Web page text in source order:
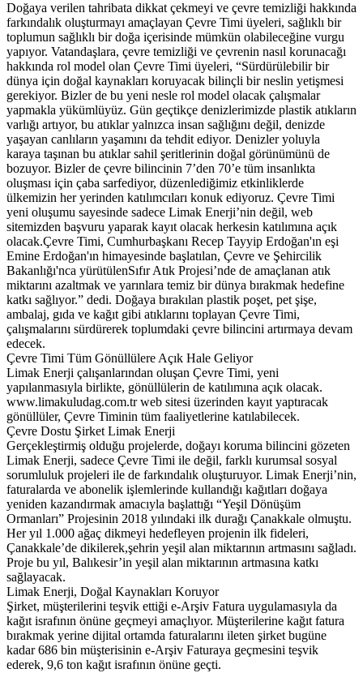
Doğaya verilen tahribata dikkat çekmeyi ve çevre temizliği hakkında
farkındalık oluşturmayı amaçlayan Çevre Timi üyeleri, sağlıklı bir
toplumun sağlıklı bir doğa içerisinde mümkün olabileceğine vurgu
yapıyor. Vatandaşlara, çevre temizliği ve çevrenin nasıl korunacağı
hakkında rol model olan Çevre Timi üyeleri, “Sürdürülebilir bir
dünya için doğal kaynakları koruyacak bilinçli bir neslin yetişmesi
gerekiyor. Bizler de bu yeni nesle rol model olacak çalışmalar
yapmakla yükümlüyüz. Gün geçtikçe denizlerimizde plastik atıkların
varlığı artıyor, bu atıklar yalnızca insan sağlığını değil, denizde
yaşayan canlıların yaşamını da tehdit ediyor. Denizler yoluyla
karaya taşınan bu atıklar sahil şeritlerinin doğal görünümünü de
bozuyor. Bizler de çevre bilincinin 7’den 70’e tüm insanlıkta
oluşması için çaba sarfediyor, düzenlediğimiz etkinliklerde
ülkemizin her yerinden katılımcıları konuk ediyoruz. Çevre Timi
yeni oluşumu sayesinde sadece Limak Enerji’nin değil, web
sitemizden başvuru yaparak kayıt olacak herkesin katılımına açık
olacak.Çevre Timi, Cumhurbaşkanı Recep Tayyip Erdoğan'ın eşi
Emine Erdoğan'ın himayesinde başlatılan, Çevre ve Şehircilik
Bakanlığı'nca yürütülenSıfır Atık Projesi’nde de amaçlanan atık
miktarını azaltmak ve yarınlara temiz bir dünya bırakmak hedefine
katkı sağlıyor.” dedi. Doğaya bırakılan plastik poşet, pet şişe,
ambalaj, gıda ve kağıt gibi atıklarını toplayan Çevre Timi,
çalışmalarını sürdürerek toplumdaki çevre bilincini artırmaya devam
edecek.
Çevre Timi Tüm Gönüllülere Açık Hale Geliyor
Limak Enerji çalışanlarından oluşan Çevre Timi, yeni
yapılanmasıyla birlikte, gönüllülerin de katılımına açık olacak.
www.limakuludag.com.tr web sitesi üzerinden kayıt yaptıracak
gönüllüler, Çevre Timinin tüm faaliyetlerine katılabilecek.
Çevre Dostu Şirket Limak Enerji
Gerçekleştirmiş olduğu projelerde, doğayı koruma bilincini gözeten
Limak Enerji, sadece Çevre Timi ile değil, farklı kurumsal sosyal
sorumluluk projeleri ile de farkındalık oluşturuyor. Limak Enerji’nin,
faturalarda ve abonelik işlemlerinde kullandığı kağıtları doğaya
yeniden kazandırmak amacıyla başlattığı “Yeşil Dönüşüm
Ormanları” Projesinin 2018 yılındaki ilk durağı Çanakkale olmuştu.
Her yıl 1.000 ağaç dikmeyi hedefleyen projenin ilk fideleri,
Çanakkale’de dikilerek,şehrin yeşil alan miktarının artmasını sağladı.
Proje bu yıl, Balıkesir’in yeşil alan miktarının artmasına katkı
sağlayacak.
Limak Enerji, Doğal Kaynakları Koruyor
Şirket, müşterilerini teşvik ettiği e-Arşiv Fatura uygulamasıyla da
kağıt israfının önüne geçmeyi amaçlıyor. Müşterilerine kağıt fatura
bırakmak yerine dijital ortamda faturalarını ileten şirket bugüne
kadar 686 bin müşterisinin e-Arşiv Faturaya geçmesini teşvik
ederek, 9,6 ton kağıt israfının önüne geçti.